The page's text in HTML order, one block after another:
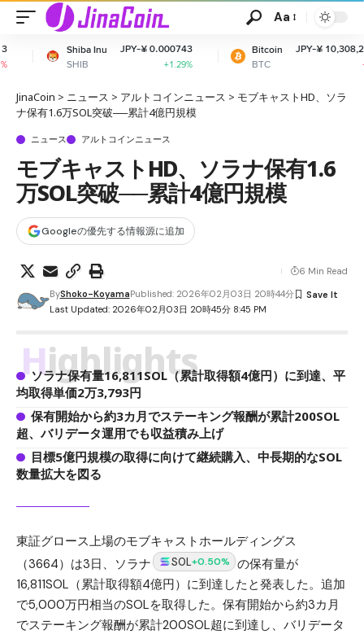
Aa
Inu
JPY-¥ 0.000743
+1.29%
Bitcoin
BTC
JPY-¥ 10,308,213.84
JinaCoin > ニュース > アルトコインニュース > モブキャストHD、ソラ
ナ保有1.6万SOL突破──累計4億円規模
ニュース アルトコインニュース
モブキャストHD、ソラナ保有1.6
万SOL突破──累計4億円規模
Googleの優先する情報源に追加
Last Updated: 2026年02月03日 20時45分 8:45 PM
ByShoko-KoyamaPublished: 2026年02月03日 20時44分
6 Min Read
Highlights
ソラナ保有量16,811SOL（累計取得額4億円）に到達、平
均取得単価2万3,793円
保有開始から約3カ月でステーキング報酬が累計200SOL
超、バリデータ運用でも収益積み上げ
目標5億円規模の取得に向けて継続購入、中長期的なSOL
数量拡大を図る
東証グロース上場のモブキャストホールディングス
（3664）は3日、ソラナ
SOL+0.50%
の保有量が
16,811SOL（累計取得額4億円）に到達したと発表した。追加
で5,000万円相当のSOLを取得した。保有開始から約3カ月
でステーキング報酬が累計200SOL超に到達し、バリデータ